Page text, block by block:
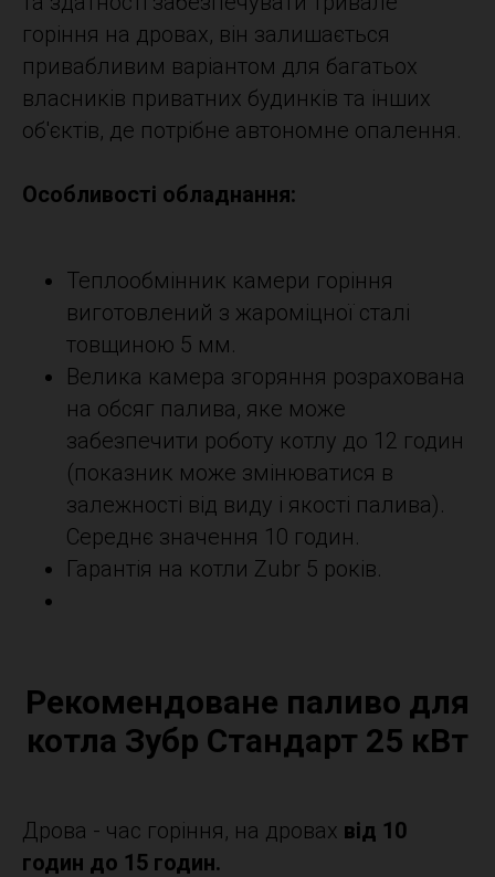
горіння на дровах, він залишається
привабливим варіантом для багатьох
власників приватних будинків та інших
об'єктів, де потрібне автономне опалення.
Особливості обладнання:
Теплообмінник камери горіння
виготовлений з жароміцної сталі
товщиною 5 мм.
Велика камера згоряння розрахована
на обсяг палива, яке може
забезпечити роботу котлу до 12 годин
(показник може змінюватися в
залежності від виду і якості палива).
Середнє значення 10 годин.
Гарантія на котли Zubr 5 років.
Рекомендоване паливо для
котла Зубр Стандарт 25 кВт
Дрова - час горіння, на дровах від 10
годин до 15 годин.